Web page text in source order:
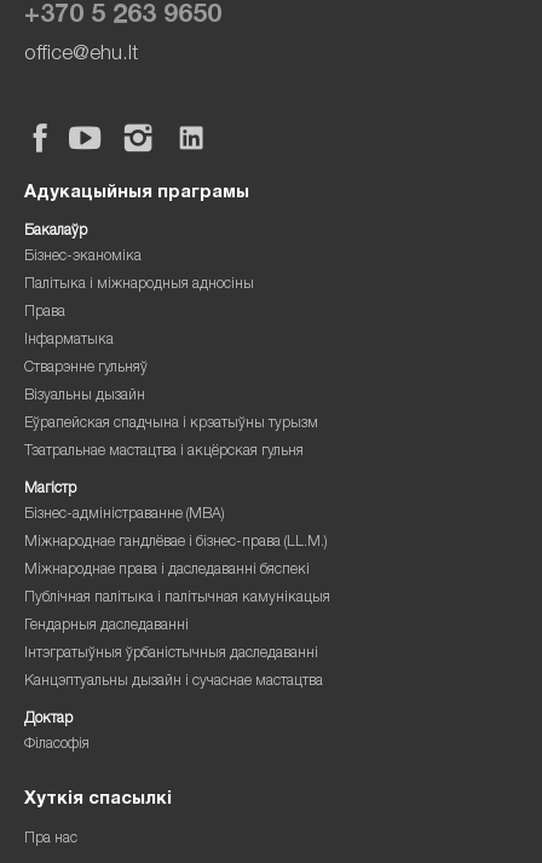
+370 5 263 9650
office@ehu.lt
Адукацыйныя праграмы
Бакалаўр
Бізнес-эканоміка
Палітыка і міжнародныя адносіны
Права
Інфарматыка
Стварэнне гульняў
Візуальны дызайн
Еўрапейская спадчына і крэатыўны турызм
Тэатральнае мастацтва і акцёрская гульня
Магістр
Бізнес-адміністраванне (MBA)
Міжнароднае гандлёвае і бізнес-права (LL.M.)
Міжнароднае права і даследаванні бяспекі
Публічная палітыка і палітычная камунікацыя
Гендарныя даследаванні
Інтэгратыўныя ўрбаністычныя даследаванні
Канцэптуальны дызайн і сучаснае мастацтва
Доктар
Філасофія
Хуткія спасылкі
Пра нас